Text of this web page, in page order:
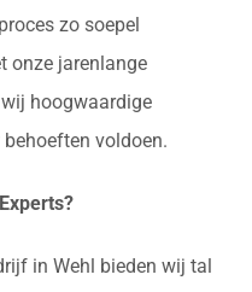
zo soepel
onze jarenlange
hoogwaardige
voldoen.
in Wehl bieden wij tal